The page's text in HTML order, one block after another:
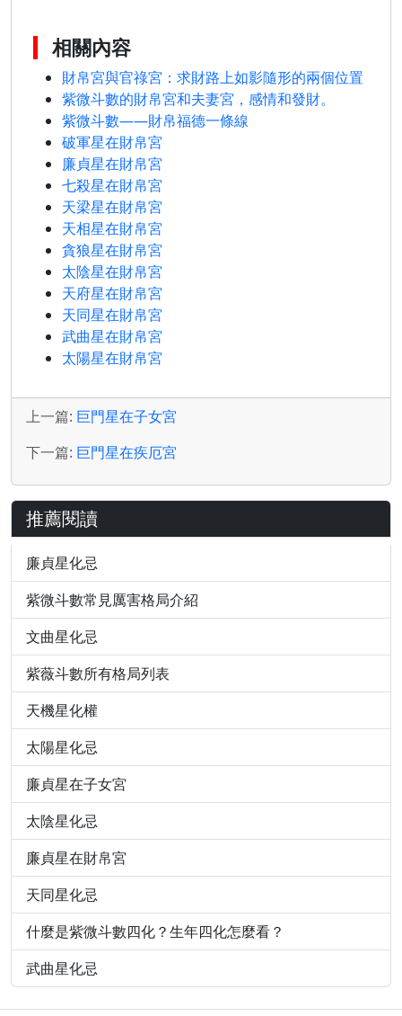
相關內容
財帛宮與官祿宮：求財路上如影隨形的兩個位置
紫微斗數的財帛宮和夫妻宮，感情和發財。
紫微斗數——財帛福德一條線
破軍星在財帛宮
廉貞星在財帛宮
七殺星在財帛宮
天梁星在財帛宮
天相星在財帛宮
貪狼星在財帛宮
太陰星在財帛宮
天府星在財帛宮
天同星在財帛宮
武曲星在財帛宮
太陽星在財帛宮
上一篇: 巨門星在子女宮
下一篇: 巨門星在疾厄宮
推薦閱讀
廉貞星化忌
紫微斗數常見厲害格局介紹
文曲星化忌
紫薇斗數所有格局列表
天機星化權
太陽星化忌
廉貞星在子女宮
太陰星化忌
廉貞星在財帛宮
天同星化忌
什麼是紫微斗數四化？生年四化怎麼看？
武曲星化忌